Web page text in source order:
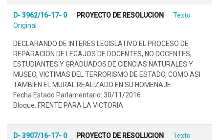
D- 3962/16-17- 0 PROYECTO DE RESOLUCION
Texto
Original
DECLARANDO DE INTERES LEGISLATIVO EL PROCESO DE
REPARACION DE LEGAJOS DE DOCENTES, NO DOCENTES,
ESTUDIANTES Y GRADUADOS DE CIENCIAS NATURALES Y
MUSEO, VICTIMAS DEL TERRORISMO DE ESTADO, COMO ASI
TAMBIEN EL MURAL REALIZADO EN SU HOMENAJE..
Fecha Estado Parlamentario: 30/11/2016
Bloque: FRENTE PARA LA VICTORIA
D- 3907/16-17- 0 PROYECTO DE RESOLUCION
Texto